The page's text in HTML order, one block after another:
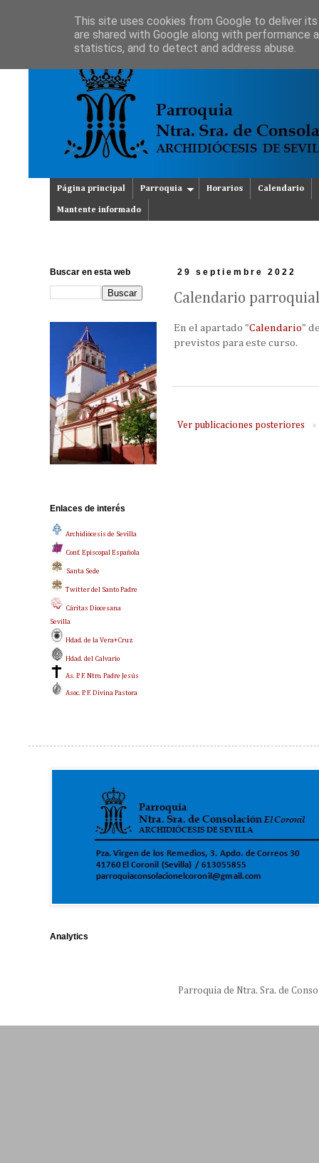
Página principal Parroquia Horarios Calendario
Mantente informado
29 septiembre 2022
Calendario
En el apartado "Calendario"
previstos para este curso.
Ver publicaciones posteriores
Buscar en esta web
Enlaces de interés
Archidiócesis de Sevilla
Conf. Episcopal Española
Santa Sede
Twitter del Santo Padre
Cáritas Diocesana
Sevilla
Hdad. de la Vera+Cruz
Hdad. del Calvario
As. P. F. Ntro. Padre Jesús
Asoc. P. F. Divina Pastora
Analytics
Parroquia de Ntra. Sra. de
This site uses cookies from Google to deliver
are shared with Google along with
statistics, and to detect and address abuse.